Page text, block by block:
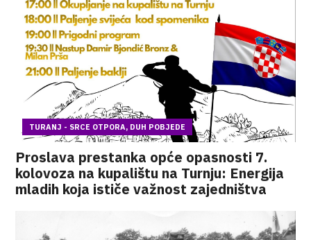
TURANJ - SRCE OTPORA, DUH POBJEDE
Proslava prestanka opće opasnosti 7.
kolovoza na kupalištu na Turnju: Energija
mladih koja ističe važnost zajedništva